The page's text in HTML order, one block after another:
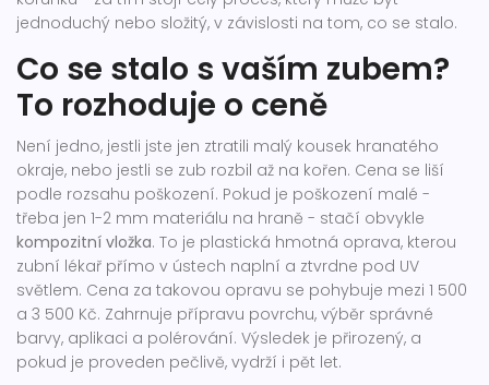
jednoduchý nebo složitý, v závislosti na tom, co se stalo.
Co se stalo s vaším zubem?
To rozhoduje o ceně
Není jedno, jestli jste jen ztratili malý kousek hranatého
okraje, nebo jestli se zub rozbil až na kořen. Cena se liší
podle rozsahu poškození. Pokud je poškození malé -
třeba jen 1-2 mm materiálu na hraně - stačí obvykle
kompozitní vložka. To je plastická hmotná oprava, kterou
zubní lékař přímo v ústech naplní a ztvrdne pod UV
světlem. Cena za takovou opravu se pohybuje mezi 1 500
a 3 500 Kč. Zahrnuje přípravu povrchu, výběr správné
barvy, aplikaci a polérování. Výsledek je přirozený, a
pokud je proveden pečlivě, vydrží i pět let.